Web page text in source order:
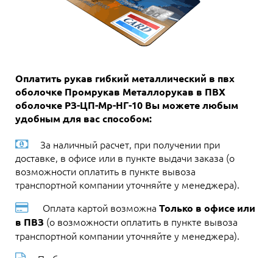
Оплатить рукав гибкий металлический в пвх
оболочке Промрукав Металлорукав в ПВХ
оболочке РЗ-ЦП-Мр-НГ-10 Вы можете любым
удобным для вас способом:
За наличный расчет, при получении при
доставке, в офисе или в пункте выдачи заказа (о
возможности оплатить в пункте вывоза
транспортной компании уточняйте у менеджера).
Оплата картой возможна Только в офисе или
в ПВЗ (о возможности оплатить в пункте вывоза
транспортной компании уточняйте у менеджера).